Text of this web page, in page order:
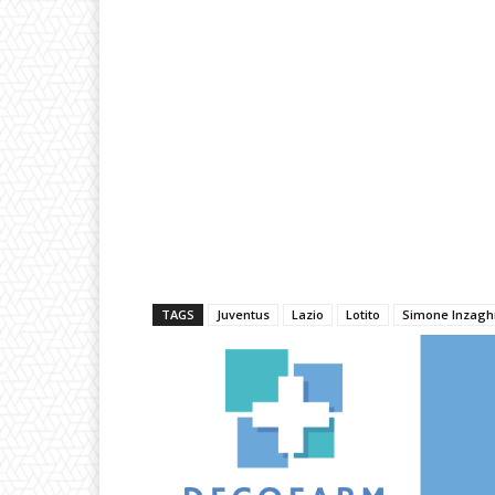
TAGS Juventus Lazio Lotito Simone